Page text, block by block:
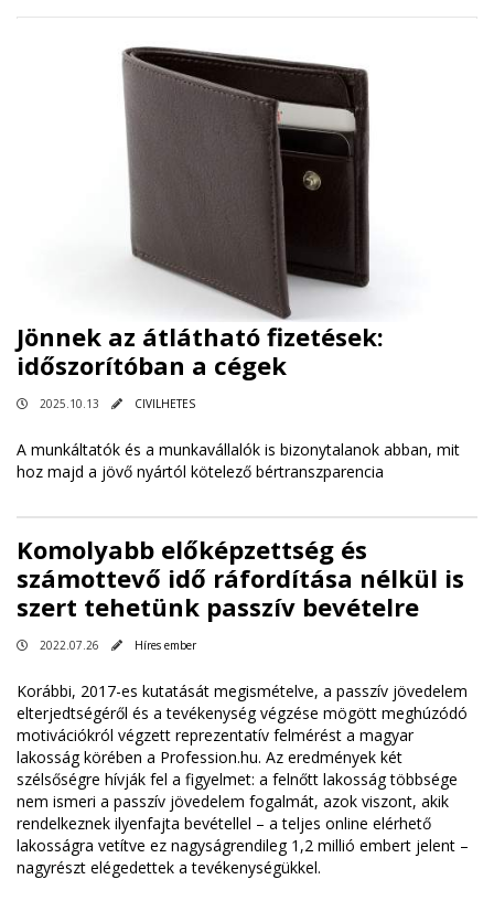
Jönnek az átlátható fizetések:
időszorítóban a cégek
2025.10.13 CIVILHETES
A munkáltatók és a munkavállalók is bizonytalanok abban, mit
hoz majd a jövő nyártól kötelező bértranszparencia
Komolyabb előképzettség és
számottevő idő ráfordítása nélkül is
szert tehetünk passzív bevételre
2022.07.26 Híres ember
Korábbi, 2017-es kutatását megismételve, a passzív jövedelem
elterjedtségéről és a tevékenység végzése mögött meghúzódó
motivációkról végzett reprezentatív felmérést a magyar
lakosság körében a Profession.hu. Az eredmények két
szélsőségre hívják fel a figyelmet: a felnőtt lakosság többsége
nem ismeri a passzív jövedelem fogalmát, azok viszont, akik
rendelkeznek ilyenfajta bevétellel – a teljes online elérhető
lakosságra vetítve ez nagyságrendileg 1,2 millió embert jelent –
nagyrészt elégedettek a tevékenységükkel.